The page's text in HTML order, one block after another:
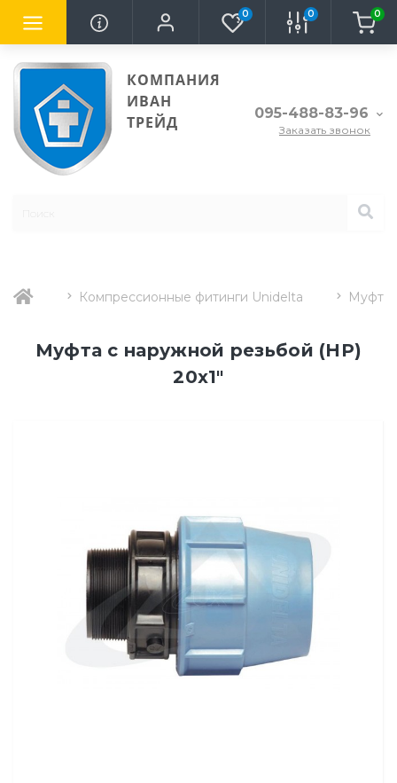
0 0 0
КОМПАНИЯ
ИВАН
ТРЕЙД
095-488-83-96
Заказать звонок
Компрессионные фитинги Unidelta Муфта
Муфта с наружной резьбой (НР)
20х1"